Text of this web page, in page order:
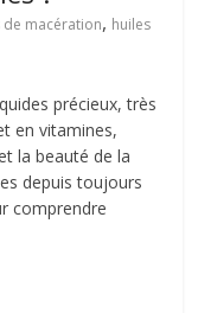
de macération, huiles
précieux, très
en vitamines,
la beauté de la
depuis toujours
comprendre